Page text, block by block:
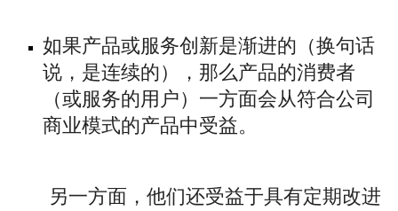
如果产品或服务创新是渐进的（换句话
说，是连续的），那么产品的消费者
（或服务的用户）一方面会从符合公司
商业模式的产品中受益。
另一方面，他们还受益于具有定期改进